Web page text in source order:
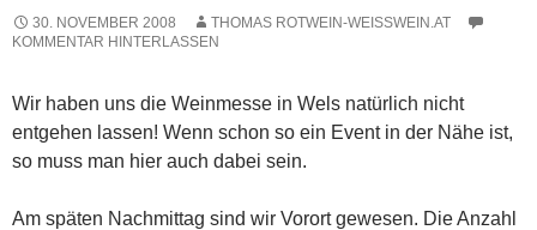
30. NOVEMBER 2008
THOMAS ROTWEIN-WEISSWEIN.AT
KOMMENTAR HINTERLASSEN
Wir haben uns die Weinmesse in Wels natürlich nicht
entgehen lassen! Wenn schon so ein Event in der Nähe ist,
so muss man hier auch dabei sein.
Am späten Nachmittag sind wir Vorort gewesen. Die Anzahl